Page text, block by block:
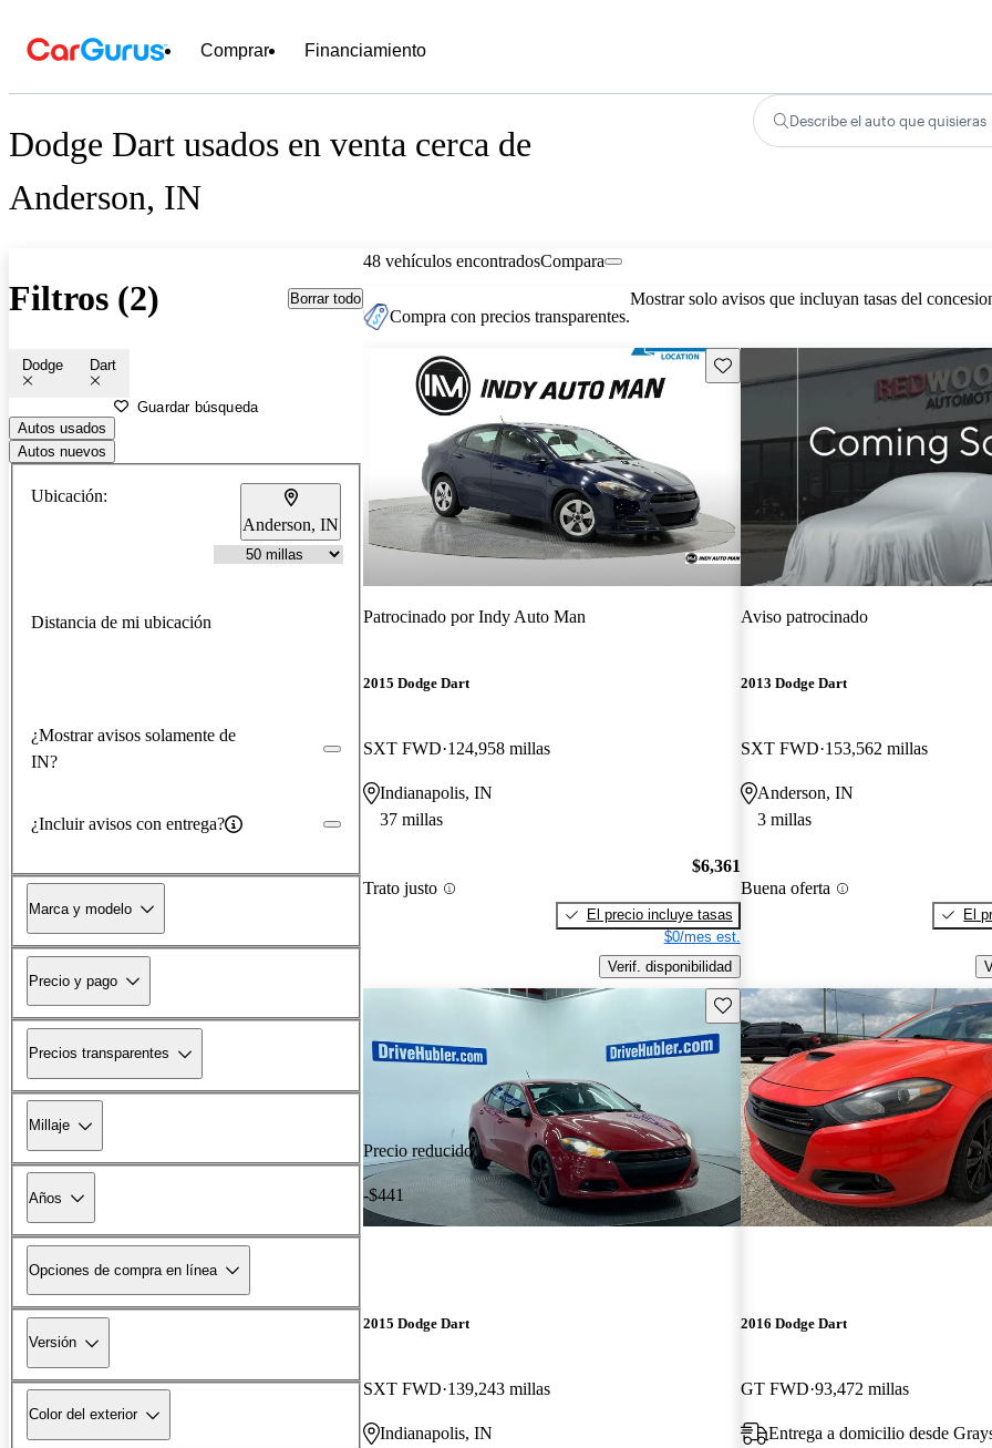
Comprar Financiamiento
Dodge Dart usados en venta cerca de
Anderson, IN
Describe el auto que quisieras
Filtros (2) Borrar todo
Dodge Dart
Guardar búsqueda
Autos usados
Autos nuevos
Ubicación:
Anderson, IN
Distancia de mi ubicación
¿Mostrar avisos solamente de
IN?
¿Incluir avisos con entrega?
Marca y modelo
Precio y pago
Precios transparentes
Millaje
Años
Opciones de compra en línea
Versión
Color del exterior
48 vehículos encontradosCompara
Compra con precios transparentes.
Mostrar solo avisos que incluyan tasas del
Guarda este Aviso
Patrocinado porIndy Auto Man
2015 Dodge Dart
SXT FWD 124,958 millas
Indianapolis, IN
37 millas
Trato justo
$6,361
El precio incluye tasas
$0/mes est.
Verif. disponibilidad
Aviso patrocinado
2013 Dodge Dart
SXT FWD 153,562 millas
Anderson, IN
3 millas
Buena oferta
El
Precio reducido
-$441
Guarda este Aviso
2015 Dodge Dart
SXT FWD 139,243 millas
Indianapolis, IN
2016 Dodge Dart
GT FWD 93,472 millas
Entrega a domicilio desde